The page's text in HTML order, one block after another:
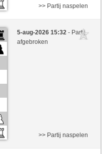
>> Partij naspelen
5-aug-2026 15:32- Partij
afgebroken
>> Partij naspelen